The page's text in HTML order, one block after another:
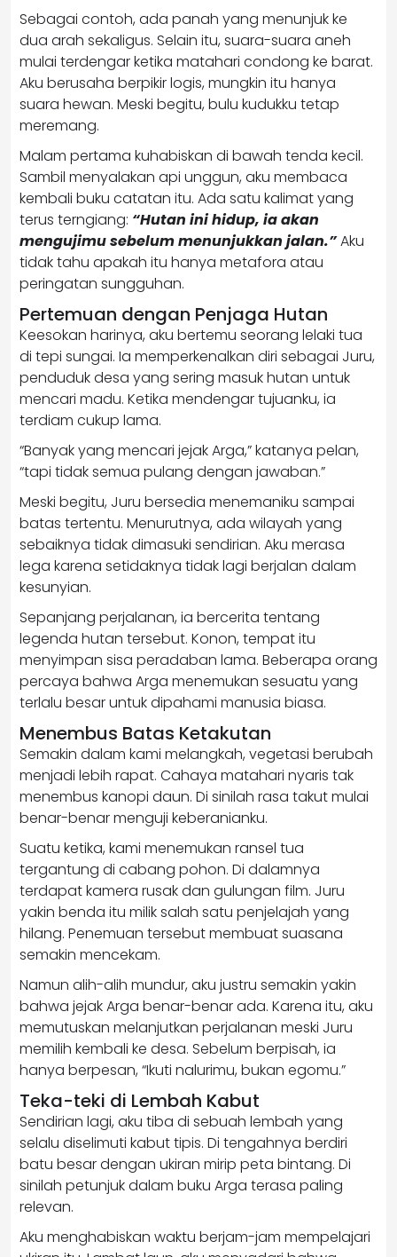
Sebagai contoh, ada panah yang menunjuk ke
dua arah sekaligus. Selain itu, suara-suara aneh
mulai terdengar ketika matahari condong ke barat.
Aku berusaha berpikir logis, mungkin itu hanya
suara hewan. Meski begitu, bulu kudukku tetap
meremang.
Malam pertama kuhabiskan di bawah tenda kecil.
Sambil menyalakan api unggun, aku membaca
kembali buku catatan itu. Ada satu kalimat yang
terus terngiang: “Hutan ini hidup, ia akan
mengujimu sebelum menunjukkan jalan.”Aku
tidak tahu apakah itu hanya metafora atau
peringatan sungguhan.
Pertemuan dengan Penjaga Hutan
Keesokan harinya, aku bertemu seorang lelaki tua
di tepi sungai. Ia memperkenalkan diri sebagai Juru,
penduduk desa yang sering masuk hutan untuk
mencari madu. Ketika mendengar tujuanku, ia
terdiam cukup lama.
“Banyak yang mencari jejak Arga,” katanya pelan,
“tapi tidak semua pulang dengan jawaban.”
Meski begitu, Juru bersedia menemaniku sampai
batas tertentu. Menurutnya, ada wilayah yang
sebaiknya tidak dimasuki sendirian. Aku merasa
lega karena setidaknya tidak lagi berjalan dalam
kesunyian.
Sepanjang perjalanan, ia bercerita tentang
legenda hutan tersebut. Konon, tempat itu
menyimpan sisa peradaban lama. Beberapa orang
percaya bahwa Arga menemukan sesuatu yang
terlalu besar untuk dipahami manusia biasa.
Menembus Batas Ketakutan
Semakin dalam kami melangkah, vegetasi berubah
menjadi lebih rapat. Cahaya matahari nyaris tak
menembus kanopi daun. Di sinilah rasa takut mulai
benar-benar menguji keberanianku.
Suatu ketika, kami menemukan ransel tua
tergantung di cabang pohon. Di dalamnya
terdapat kamera rusak dan gulungan film. Juru
yakin benda itu milik salah satu penjelajah yang
hilang. Penemuan tersebut membuat suasana
semakin mencekam.
Namun alih-alih mundur, aku justru semakin yakin
bahwa jejak Arga benar-benar ada. Karena itu, aku
memutuskan melanjutkan perjalanan meski Juru
memilih kembali ke desa. Sebelum berpisah, ia
hanya berpesan, “Ikuti nalurimu, bukan egomu.”
Teka-teki di Lembah Kabut
Sendirian lagi, aku tiba di sebuah lembah yang
selalu diselimuti kabut tipis. Di tengahnya berdiri
batu besar dengan ukiran mirip peta bintang. Di
sinilah petunjuk dalam buku Arga terasa paling
relevan.
Aku menghabiskan waktu berjam-jam mempelajari